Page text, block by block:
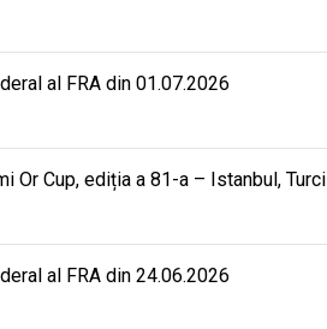
al FRA din 01.07.2026
Or Cup, ediția a 81-a – Istanbul, Turci
al FRA din 24.06.2026